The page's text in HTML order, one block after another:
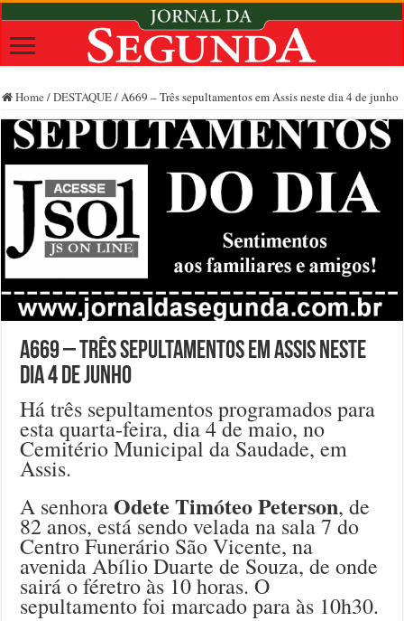
Home /DESTAQUE/A669 – Três sepultamentos em Assis neste dia 4 de junho
A669 – Três sepultamentos em Assis neste
dia 4 de junho
Há três sepultamentos programados para
esta quarta-feira, dia 4 de maio, no
Cemitério Municipal da Saudade, em
Assis.
A senhoraOdete Timóteo Peterson, de
82 anos, está sendo velada na sala 7 do
Centro Funerário São Vicente, na
avenida Abílio Duarte de Souza, de onde
sairá o féretro às 10 horas. O
sepultamento foi marcado para às 10h30.